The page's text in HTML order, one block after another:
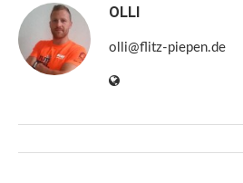
OLLI
olli@flitz-piepen.de